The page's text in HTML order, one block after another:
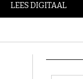
LEES DIGITAAL